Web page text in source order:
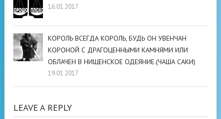
16.01.2017
КОРОЛЬ ВСЕГДА КОРОЛЬ, БУДЬ ОН УВЕНЧАН
КОРОНОЙ С ДРАГОЦЕННЫМИ КАМНЯМИ ИЛИ
ОБЛАЧЕН В НИЩЕНСКОЕ ОДЕЯНИЕ.(ЧАША САКИ)
19.01.2017
LEAVE A REPLY